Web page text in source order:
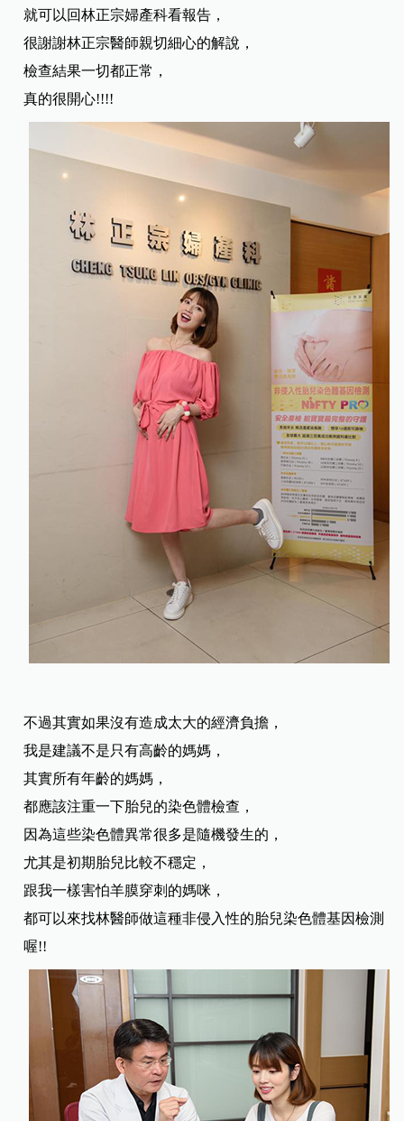
就可以回林正宗婦產科看報告，
很謝謝林正宗醫師親切細心的解說，
檢查結果一切都正常，
真的很開心!!!!
不過其實如果沒有造成太大的經濟負擔，
我是建議不是只有高齡的媽媽，
其實所有年齡的媽媽，
都應該注重一下胎兒的染色體檢查，
因為這些染色體異常很多是隨機發生的，
尤其是初期胎兒比較不穩定，
跟我一樣害怕羊膜穿刺的媽咪，
都可以來找林醫師做這種非侵入性的胎兒染色體基因檢測
喔!!